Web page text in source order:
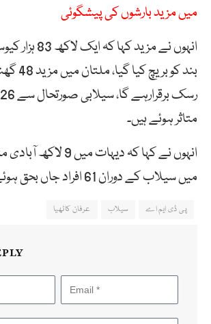
میں مزید بارشوں کی پیشگوئی
انہوں نے مزید
بند کو
متاثر ہوئے ہیں۔
انہوں نے کہا کہ دیہات
میں سیلاب کے دوران 61 افراد جاں بحق ہوئے ہیں۔
پی ڈی ایم اے سیلاب عرفان کاٹھیا